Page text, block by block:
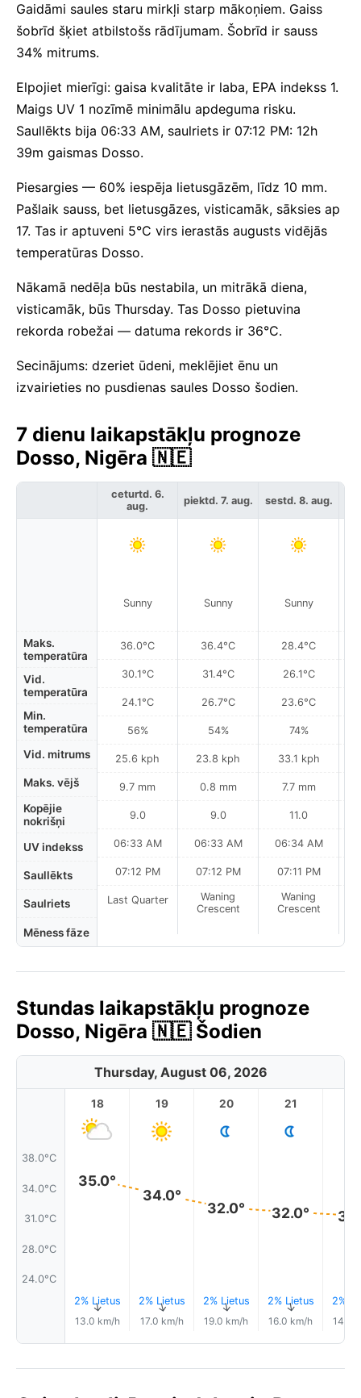
Gaidāmi saules staru mirkļi starp mākoņiem. Gaiss
šobrīd šķiet atbilstošs rādījumam. Šobrīd ir sauss
34% mitrums.
Elpojiet mierīgi: gaisa kvalitāte ir laba, EPA indekss 1.
Maigs UV 1 nozīmē minimālu apdeguma risku.
Saullēkts bija 06:33 AM, saulriets ir 07:12 PM: 12h
39m gaismas Dosso.
Piesargies — 60% iespēja lietusgāzēm, līdz 10 mm.
Pašlaik sauss, bet lietusgāzes, visticamāk, sāksies ap
17. Tas ir aptuveni 5°C virs ierastās augusts vidējās
temperatūras Dosso.
Nākamā nedēļa būs nestabila, un mitrākā diena,
visticamāk, būs Thursday. Tas Dosso pietuvina
rekorda robežai — datuma rekords ir 36°C.
Secinājums: dzeriet ūdeni, meklējiet ēnu un
izvairieties no pusdienas saules Dosso šodien.
7 dienu laikapstākļu prognoze
Dosso, Nigēra 🇳🇪
Maks.
temperatūra
Vid.
temperatūra
Min.
temperatūra
Vid. mitrums
Maks. vējš
Kopējie
nokrišņi
UV indekss
Saullēkts
Saulriets
Mēness fāze
ceturtd. 6.
aug.
Sunny
36.0°C
30.1°C
24.1°C
56%
25.6 kph
9.7 mm
9.0
06:33 AM
07:12 PM
Last Quarter
piektd. 7. aug.
Sunny
36.4°C
31.4°C
26.7°C
54%
23.8 kph
0.8 mm
9.0
06:33 AM
07:12 PM
Waning
Crescent
sestd. 8. aug.
Sunny
28.4°C
26.1°C
23.6°C
74%
33.1 kph
7.7 mm
11.0
06:34 AM
07:11 PM
Waning
Crescent
Stundas laikapstākļu prognoze
Dosso, Nigēra 🇳🇪 Šodien
Thursday, August 06, 2026
38.0°C
34.0°C
31.0°C
28.0°C
24.0°C
18
35.0°
2% Lietus
↑
13.0 km/h
19
34.0°
2% Lietus
↑
17.0 km/h
20
32.0°
2% Lietus
↑
19.0 km/h
21
32.0°
2% Lietus
↑
16.0 km/h
2%
14.0